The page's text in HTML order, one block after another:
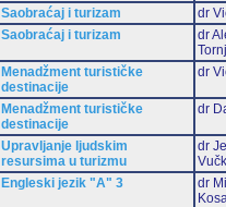
Saobraćaj i turizam
dr
Saobraćaj i turizam
dr
Menadžment turističke
destinacije
dr
Menadžment turističke
destinacije
dr
Upravljanje ljudskim
resursima u turizmu
dr
Engleski jezik "A" 3
dr